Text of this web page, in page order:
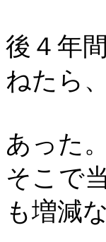
後４年
ねたら
あった。
そこで
も増減